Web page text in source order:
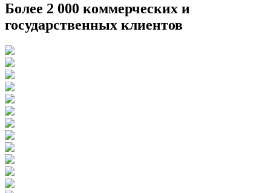
Более 2 000 коммерческих и
государственных клиентов